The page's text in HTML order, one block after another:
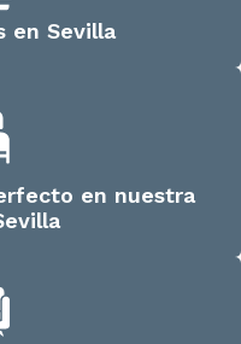
en Sevilla
en nuestra